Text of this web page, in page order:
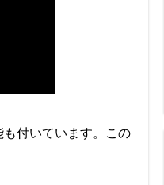
付いています。この